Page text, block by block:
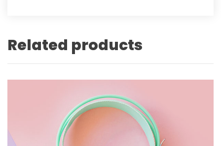
Related products